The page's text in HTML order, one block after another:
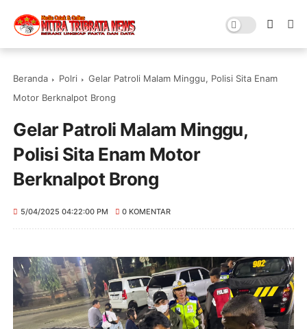
Beranda Polri
Gelar Patroli Malam Minggu, Polisi Sita Enam
Motor Berknalpot Brong
Gelar Patroli Malam Minggu,
Polisi Sita Enam Motor
Berknalpot Brong
5/04/2025 04:22:00 PM 0 KOMENTAR